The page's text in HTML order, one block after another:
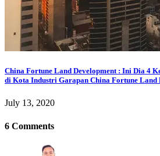
China Fortune Land Development : Ini Dia 4
di Kota Industri Garapan China Fortune Land
July 13, 2020
6 Comments